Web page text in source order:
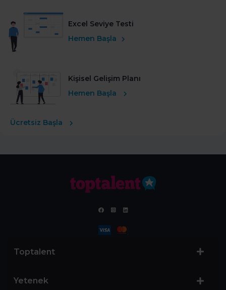
Excel Seviye Testi
Hemen Başla
Kişisel Gelişim Planı
Hemen Başla
Ücretsiz Başla
Toptalent
Yetenek